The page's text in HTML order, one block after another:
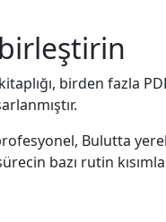
birden fazla
Bulutta
bazı rutin